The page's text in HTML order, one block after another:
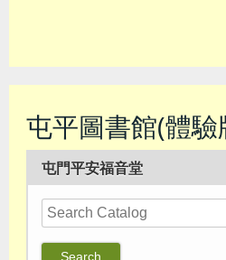
屯平圖書館(體驗